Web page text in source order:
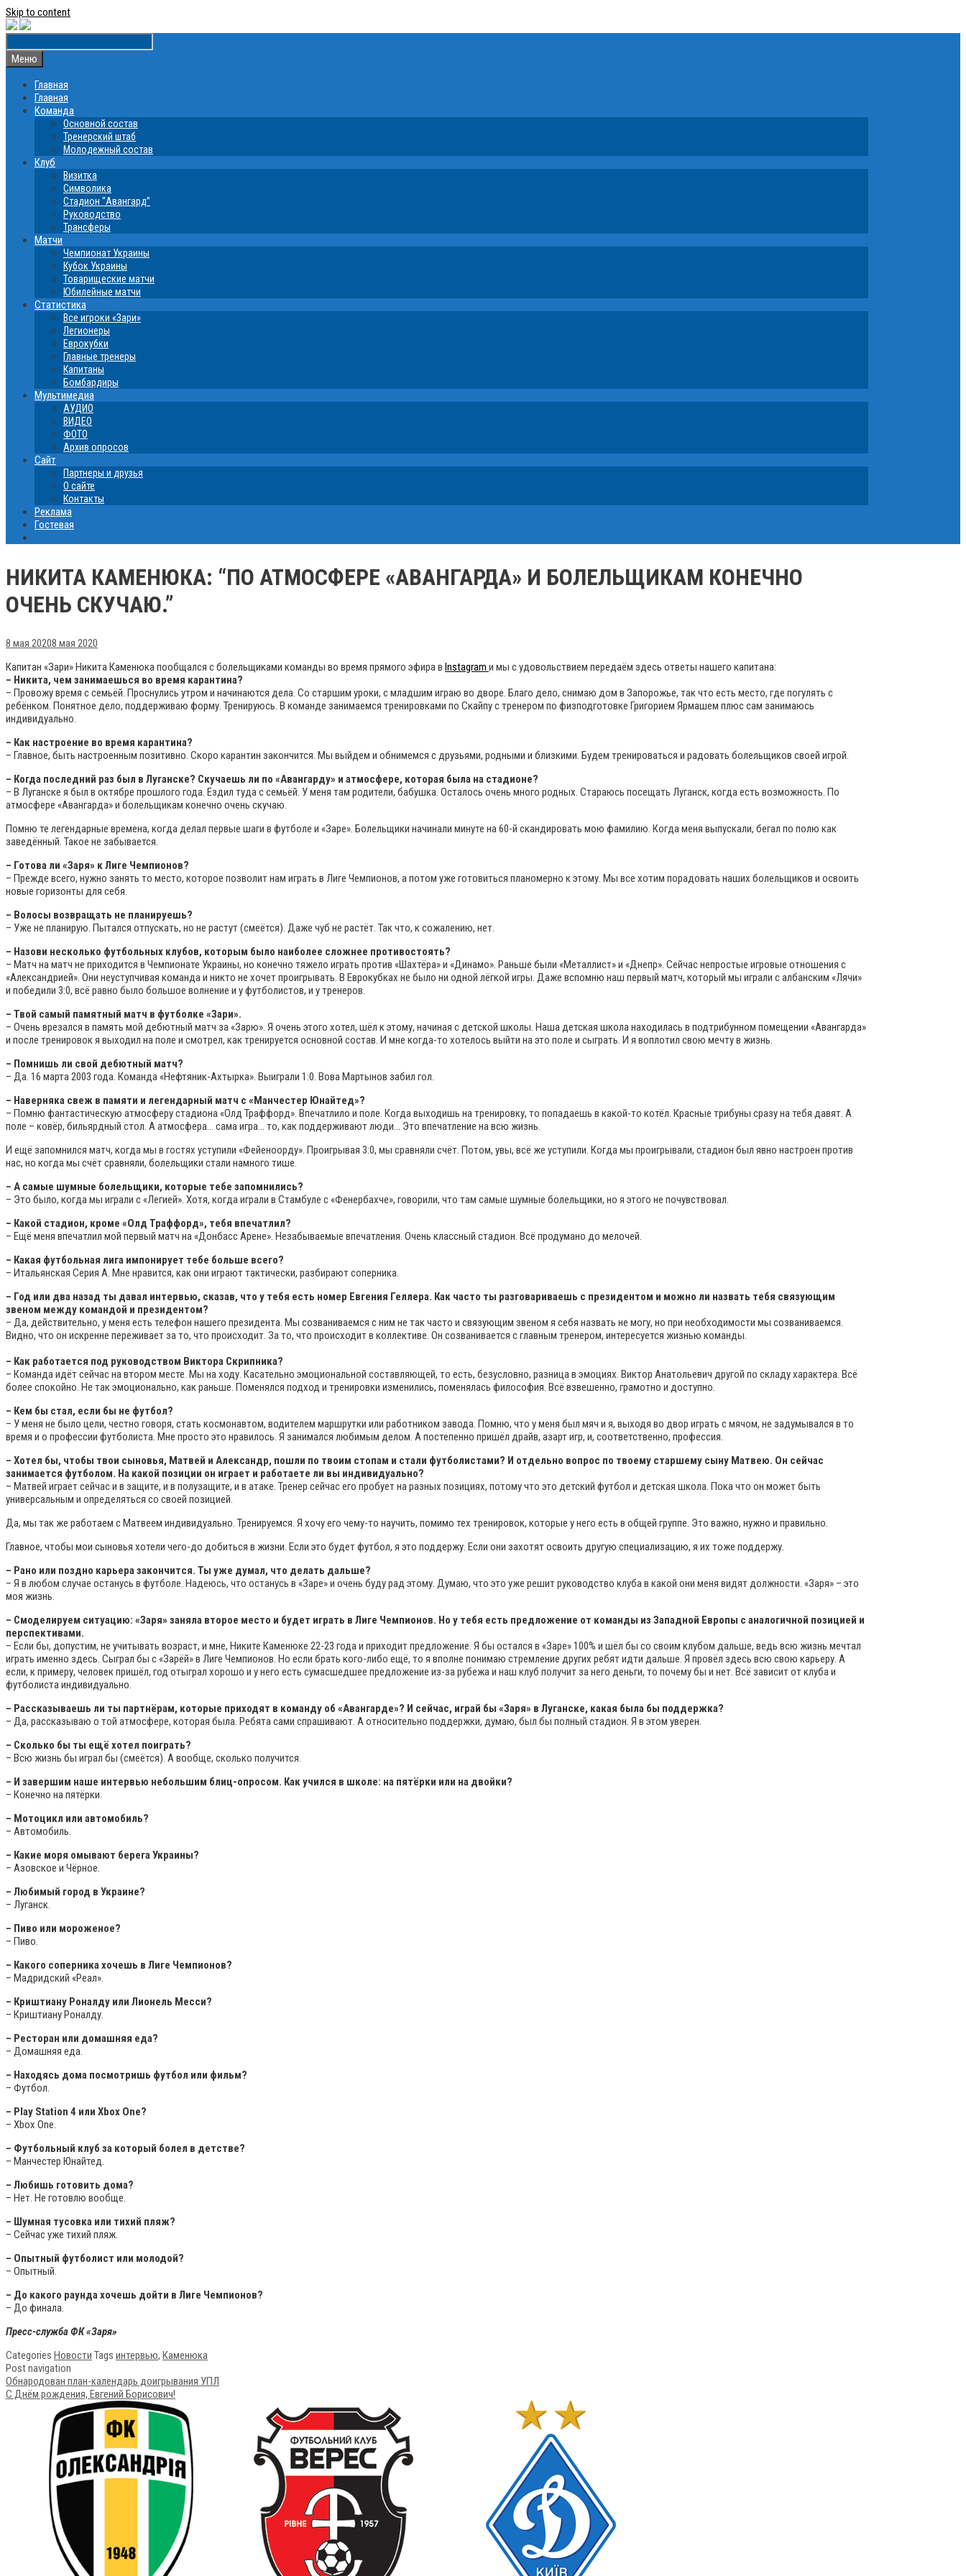
Skip to content
Меню
Главная
Главная
Команда
Основной состав
Тренерский штаб
Молодежный состав
Клуб
Визитка
Символика
Стадион “Авангард”
Руководство
Трансферы
Матчи
Чемпионат Украины
Кубок Украины
Товарищеские матчи
Юбилейные матчи
Статистика
Все игроки «Зари»
Легионеры
Еврокубки
Главные тренеры
Капитаны
Бомбардиры
Мультимедиа
АУДИО
ВИДЕО
ФОТО
Архив опросов
Сайт
Партнеры и друзья
О сайте
Контакты
Реклама
Гостевая
НИКИТА КАМЕНЮКА: “ПО АТМОСФЕРЕ «АВАНГАРДА» И БОЛЕЛЬЩИКАМ КОНЕЧНО
ОЧЕНЬ СКУЧАЮ.”
8 мая 20208 мая 2020
Капитан «Зари» Никита Каменюка пообщался с болельщиками команды во время прямого эфира в Instagram и мы с удовольствием передаём здесь ответы нашего капитана:
– Никита, чем занимаешься во время карантина?
– Провожу время с семьёй. Проснулись утром и начинаются дела. Со старшим уроки, с младшим играю во дворе. Благо дело, снимаю дом в Запорожье, так что есть место, где погулять с
ребёнком. Понятное дело, поддерживаю форму. Тренируюсь. В команде занимаемся тренировками по Скайпу с тренером по физподготовке Григорием Ярмашем плюс сам занимаюсь
индивидуально.
– Как настроение во время карантина?
– Главное, быть настроенным позитивно. Скоро карантин закончится. Мы выйдем и обнимемся с друзьями, родными и близкими. Будем тренироваться и радовать болельщиков своей игрой.
– Когда последний раз был в Луганске? Скучаешь ли по «Авангарду» и атмосфере, которая была на стадионе?
– В Луганске я был в октябре прошлого года. Ездил туда с семьёй. У меня там родители, бабушка. Осталось очень много родных. Стараюсь посещать Луганск, когда есть возможность. По
атмосфере «Авангарда» и болельщикам конечно очень скучаю.
Помню те легендарные времена, когда делал первые шаги в футболе и «Заре». Болельщики начинали минуте на 60-й скандировать мою фамилию. Когда меня выпускали, бегал по полю как
заведённый. Такое не забывается.
– Готова ли «Заря» к Лиге Чемпионов?
– Прежде всего, нужно занять то место, которое позволит нам играть в Лиге Чемпионов, а потом уже готовиться планомерно к этому. Мы все хотим порадовать наших болельщиков и освоить
новые горизонты для себя.
– Волосы возвращать не планируешь?
– Уже не планирую. Пытался отпускать, но не растут (смеётся). Даже чуб не растёт. Так что, к сожалению, нет.
– Назови несколько футбольных клубов, которым было наиболее сложнее противостоять?
– Матч на матч не приходится в Чемпионате Украины, но конечно тяжело играть против «Шахтёра» и «Динамо». Раньше были «Металлист» и «Днепр». Сейчас непростые игровые отношения с
«Александрией». Они неуступчивая команда и никто не хочет проигрывать. В Еврокубках не было ни одной лёгкой игры. Даже вспомню наш первый матч, который мы играли с албанским «Лячи»
и победили 3:0, всё равно было большое волнение и у футболистов, и у тренеров.
– Твой самый памятный матч в футболке «Зари».
– Очень врезался в память мой дебютный матч за «Зарю». Я очень этого хотел, шёл к этому, начиная с детской школы. Наша детская школа находилась в подтрибунном помещении «Авангарда»
и после тренировок я выходил на поле и смотрел, как тренируется основной состав. И мне когда-то хотелось выйти на это поле и сыграть. И я воплотил свою мечту в жизнь.
– Помнишь ли свой дебютный матч?
– Да. 16 марта 2003 года. Команда «Нефтяник-Ахтырка». Выиграли 1:0. Вова Мартынов забил гол.
– Наверняка свеж в памяти и легендарный матч с «Манчестер Юнайтед»?
– Помню фантастическую атмосферу стадиона «Олд Траффорд». Впечатлило и поле. Когда выходишь на тренировку, то попадаешь в какой-то котёл. Красные трибуны сразу на тебя давят. А
поле – ковёр, бильярдный стол. А атмосфера… сама игра… то, как поддерживают люди… Это впечатление на всю жизнь.
И ещё запомнился матч, когда мы в гостях уступили «Фейеноорду». Проигрывая 3:0, мы сравняли счёт. Потом, увы, всё же уступили. Когда мы проигрывали, стадион был явно настроен против
нас, но когда мы счёт сравняли, болельщики стали намного тише.
– А самые шумные болельщики, которые тебе запомнились?
– Это было, когда мы играли с «Легией». Хотя, когда играли в Стамбуле с «Фенербахче», говорили, что там самые шумные болельщики, но я этого не почувствовал.
– Какой стадион, кроме «Олд Траффорд», тебя впечатлил?
– Ещё меня впечатлил мой первый матч на «Донбасс Арене». Незабываемые впечатления. Очень классный стадион. Всё продумано до мелочей.
– Какая футбольная лига импонирует тебе больше всего?
– Итальянская Серия А. Мне нравится, как они играют тактически, разбирают соперника.
– Год или два назад ты давал интервью, сказав, что у тебя есть номер Евгения Геллера. Как часто ты разговариваешь с президентом и можно ли назвать тебя связующим
звеном между командой и президентом?
– Да, действительно, у меня есть телефон нашего президента. Мы созваниваемся с ним не так часто и связующим звеном я себя назвать не могу, но при необходимости мы созваниваемся.
Видно, что он искренне переживает за то, что происходит. За то, что происходит в коллективе. Он созванивается с главным тренером, интересуется жизнью команды.
– Как работается под руководством Виктора Скрипника?
– Команда идёт сейчас на втором месте. Мы на ходу. Касательно эмоциональной составляющей, то есть, безусловно, разница в эмоциях. Виктор Анатольевич другой по складу характера. Всё
более спокойно. Не так эмоционально, как раньше. Поменялся подход и тренировки изменились, поменялась философия. Всё взвешенно, грамотно и доступно.
– Кем бы стал, если бы не футбол?
– У меня не было цели, честно говоря, стать космонавтом, водителем маршрутки или работником завода. Помню, что у меня был мяч и я, выходя во двор играть с мячом, не задумывался в то
время и о профессии футболиста. Мне просто это нравилось. Я занимался любимым делом. А постепенно пришёл драйв, азарт игр, и, соответственно, профессия.
– Хотел бы, чтобы твои сыновья, Матвей и Александр, пошли по твоим стопам и стали футболистами? И отдельно вопрос по твоему старшему сыну Матвею. Он сейчас
занимается футболом. На какой позиции он играет и работаете ли вы индивидуально?
– Матвей играет сейчас и в защите, и в полузащите, и в атаке. Тренер сейчас его пробует на разных позициях, потому что это детский футбол и детская школа. Пока что он может быть
универсальным и определяться со своей позицией.
Да, мы так же работаем с Матвеем индивидуально. Тренируемся. Я хочу его чему-то научить, помимо тех тренировок, которые у него есть в общей группе. Это важно, нужно и правильно.
Главное, чтобы мои сыновья хотели чего-до добиться в жизни. Если это будет футбол, я это поддержу. Если они захотят освоить другую специализацию, я их тоже поддержу.
– Рано или поздно карьера закончится. Ты уже думал, что делать дальше?
– Я в любом случае останусь в футболе. Надеюсь, что останусь в «Заре» и очень буду рад этому. Думаю, что это уже решит руководство клуба в какой они меня видят должности. «Заря» – это
моя жизнь.
– Смоделируем ситуацию: «Заря» заняла второе место и будет играть в Лиге Чемпионов. Но у тебя есть предложение от команды из Западной Европы с аналогичной позицией и
перспективами.
– Если бы, допустим, не учитывать возраст, и мне, Никите Каменюке 22-23 года и приходит предложение. Я бы остался в «Заре» 100% и шёл бы со своим клубом дальше, ведь всю жизнь мечтал
играть именно здесь. Сыграл бы с «Зарёй» в Лиге Чемпионов. Но если брать кого-либо ещё, то я вполне понимаю стремление других ребят идти дальше. Я провёл здесь всю свою карьеру. А
если, к примеру, человек пришёл, год отыграл хорошо и у него есть сумасшедшее предложение из-за рубежа и наш клуб получит за него деньги, то почему бы и нет. Всё зависит от клуба и
футболиста индивидуально.
– Рассказываешь ли ты партнёрам, которые приходят в команду об «Авангарде»? И сейчас, играй бы «Заря» в Луганске, какая была бы поддержка?
– Да, рассказываю о той атмосфере, которая была. Ребята сами спрашивают. А относительно поддержки, думаю, был бы полный стадион. Я в этом уверен.
– Сколько бы ты ещё хотел поиграть?
– Всю жизнь бы играл бы (смеётся). А вообще, сколько получится.
– И завершим наше интервью небольшим блиц-опросом. Как учился в школе: на пятёрки или на двойки?
– Конечно на пятёрки.
– Мотоцикл или автомобиль?
– Автомобиль.
– Какие моря омывают берега Украины?
– Азовское и Чёрное.
– Любимый город в Украине?
– Луганск.
– Пиво или мороженое?
– Пиво.
– Какого соперника хочешь в Лиге Чемпионов?
– Мадридский «Реал».
– Криштиану Роналду или Лионель Месси?
– Криштиану Роналду.
– Ресторан или домашняя еда?
– Домашняя еда.
– Находясь дома посмотришь футбол или фильм?
– Футбол.
– Play Station 4 или Xbox One?
– Xbox One.
– Футбольный клуб за который болел в детстве?
– Манчестер Юнайтед.
– Любишь готовить дома?
– Нет. Не готовлю вообще.
– Шумная тусовка или тихий пляж?
– Сейчас уже тихий пляж.
– Опытный футболист или молодой?
– Опытный.
– До какого раунда хочешь дойти в Лиге Чемпионов?
– До финала.
Пресс-служба ФК «Заря»
Categories Новости Tags интервью, Каменюка
Post navigation
Обнародован план-календарь доигрывания УПЛ
С Днём рождения, Евгений Борисович!